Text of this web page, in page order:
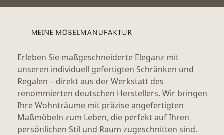
Erleben Sie maßgeschneiderte Eleganz mit
unseren individuell gefertigten Schränken und
Regalen – direkt aus der Werkstatt des
renommierten deutschen Herstellers. Wir bringen
Ihre Wohnträume mit präzise angefertigten
Maßmöbeln zum Leben, die perfekt auf Ihren
persönlichen Stil und Raum zugeschnitten sind.